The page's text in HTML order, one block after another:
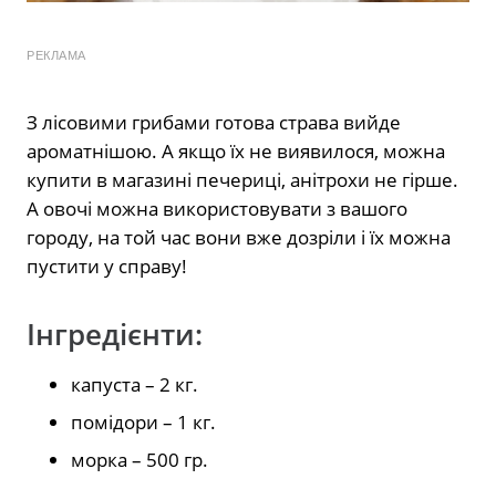
РЕКЛАМА
З лісовими грибами готова страва вийде
ароматнішою. А якщо їх не виявилося, можна
купити в магазині печериці, анітрохи не гірше.
А овочі можна використовувати з вашого
городу, на той час вони вже дозріли і їх можна
пустити у справу!
Інгредієнти:
капуста – 2 кг.
помідори – 1 кг.
морка – 500 гр.